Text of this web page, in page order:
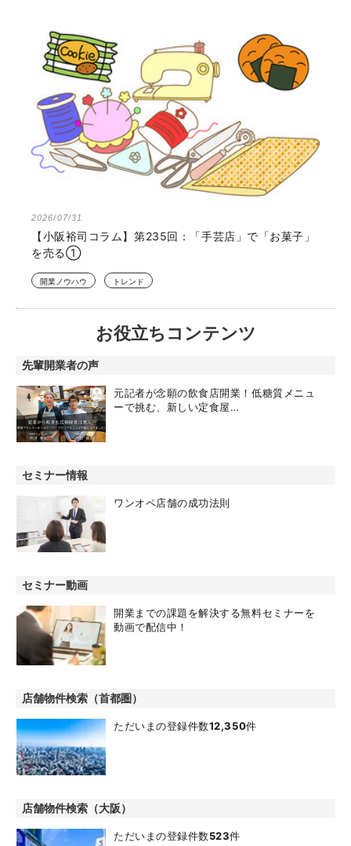
2026/07/31
【小阪裕司コラム】第235回：「手芸店」で「お菓子」
を売る①
開業ノウハウ トレンド
お役立ちコンテンツ
先輩開業者の声
元記者が念願の飲食店開業！低糖質メニュ
ーで挑む、新しい定食屋…
セミナー情報
ワンオペ店舗の成功法則
セミナー動画
開業までの課題を解決する無料セミナーを
動画で配信中！
店舗物件検索（首都圏）
ただいまの登録件数12,350件
店舗物件検索（大阪）
ただいまの登録件数523件